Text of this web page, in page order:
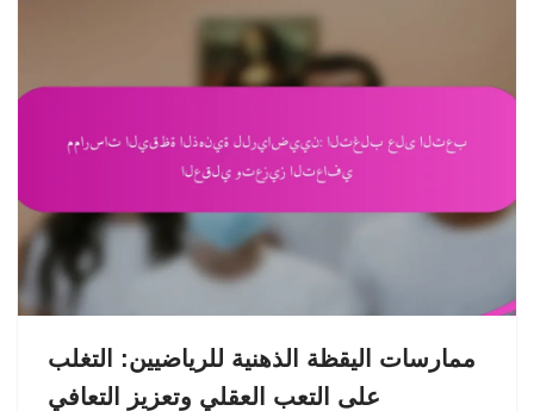
ممارسات اليقظة الذهنية للرياضيين: التغلب
على التعب العقلي وتعزيز التعافي